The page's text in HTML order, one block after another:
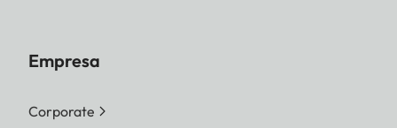
Empresa
Corporate